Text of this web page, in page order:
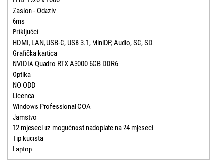
Zaslon - Odaziv
6ms
Priključci
HDMI, LAN, USB-C, USB 3.1, MiniDP, Audio, SC, SD
Grafička kartica
NVIDIA Quadro RTX A3000 6GB DDR6
Optika
NO ODD
Licenca
Windows Professional COA
Jamstvo
12 mjeseci uz mogućnost nadoplate na 24 mjeseci
Tip kućišta
Laptop